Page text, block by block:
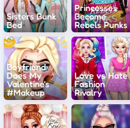
Sisters Bunk
Bed
Princesses
Become
Rebels Punks
Boyfriend
Does My
Valentine's
#Makeup
Love vs Hate
Fashion
Rivalry